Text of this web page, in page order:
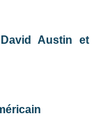
Austin et